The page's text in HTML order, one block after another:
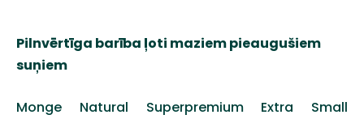
Pilnvērtīga barība ļoti maziem pieaugušiem
suņiem
Monge Natural Superpremium Extra Small